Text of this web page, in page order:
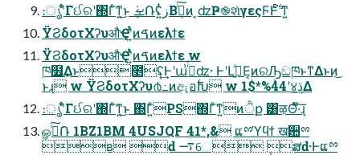
։ൃʹ͋ͨΓઈରʹ΍Γͨ͘ͳ͍͜ͱ ܾࡁ݁Ռʢ͍ͭزΒܾࡁͨ͠ͷ ͔ʣҎ֎શͯγεςϜͰ࣋ͪͨ͘ ͳ͍
ΫϨδοτΧʔυऔҾʹ͍ͭͯͷࠃͷελϯε
ΫϨδοτΧʔυऔҾʹ͍ͭͯͷࠃͷελϯε w
ཁ໿͢Δͱ೥݄ʢ͢Ͱʹա͗ڈͬͨʣ· ͰʹԼه͍ͣΕ͔ͷରԠ͕ඞཁͱͳΔͱͷ͜
ͱɻ w ΫϨδοτΧʔυ൪߸ͷඇอ࣋Խ w 1$*%44ʹ४ڌ͢Δ
։ൃʹ͋ͨΓઈରʹ΍Γͨ͘ͳ͍͜ͱ ΍Γ͍ͨPS΍Γͨ͘ͳ͍ͷੈք ͸ऴΘͬͯ·ͨ͠ɻ
ௐࠪͨ݁͠Ռ 1BZ1BM 4USJQF 41*,& ແྉϓϥϯ ख਺ྉ
ʙ ԁ ࠷େ ݄ສԁ·Ͱແྉ